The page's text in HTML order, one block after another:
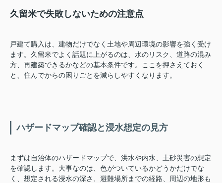
久留米で失敗しないための注意点
戸建て購入は、建物だけでなく土地や周辺環境の影響を強く受け
ます。久留米でよく話題に上がるのは、水のリスク、道路の混み
方、再建築できるかなどの基本条件です。ここを押さえておく
と、住んでからの困りごとを減らしやすくなります。
ハザードマップ確認と浸水想定の見方
まずは自治体のハザードマップで、洪水や内水、土砂災害の想定
を確認します。大事なのは、色がついているかどうかだけでな
く、想定される浸水の深さ、避難場所までの経路、周辺の地形も